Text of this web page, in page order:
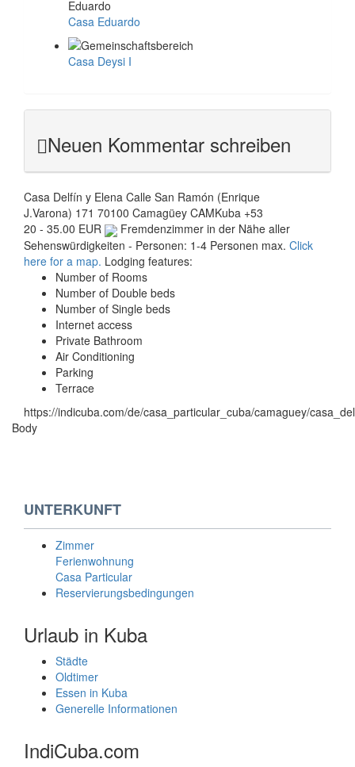
Casa Eduardo
Casa Deysi I
Neuen Kommentar schreiben
Casa Delfín y Elena Calle San Ramón (Enrique
J.Varona) 171 70100 Camagüey CAMKuba +53
20 - 35.00 EUR
Fremdenzimmer in der Nähe aller
Sehenswürdigkeiten - Personen: 1-4 Personen max. Click
here for a map. Lodging features:
Number of Rooms
Number of Double beds
Number of Single beds
Internet access
Private Bathroom
Air Conditioning
Parking
Terrace
https://indicuba.com/de/casa_particular_cuba/camaguey/
Body
UNTERKUNFT
Zimmer
Ferienwohnung
Casa Particular
Reservierungsbedingungen
Urlaub in Kuba
Städte
Oldtimer
Essen in Kuba
Generelle Informationen
IndiCuba.com